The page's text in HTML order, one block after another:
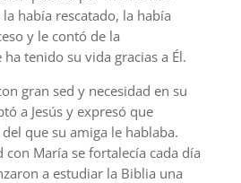
había rescatado, la había
y le contó de la
tenido su vida gracias a Él.
gran sed y necesidad en su
a Jesús y expresó que
que su amiga le hablaba.
con María se fortalecía cada día
a estudiar la Biblia una